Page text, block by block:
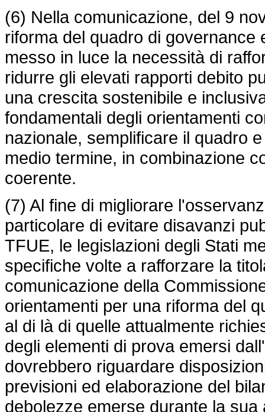
(6) Nella comunicazione, del 9
riforma del quadro di
messo in luce la necessità di
ridurre gli elevati rapporti debito
una crescita sostenibile e
fondamentali degli orientamenti
nazionale, semplificare il quadro
medio termine, in combinazione
coerente.
(7) Al fine di migliorare
particolare di evitare disavanzi
TFUE, le legislazioni degli Stati
specifiche volte a rafforzare la
comunicazione della
orientamenti per una riforma del
al di là di quelle attualmente
degli elementi di prova emersi
dovrebbero riguardare
previsioni ed elaborazione del
debolezze emerse durante la